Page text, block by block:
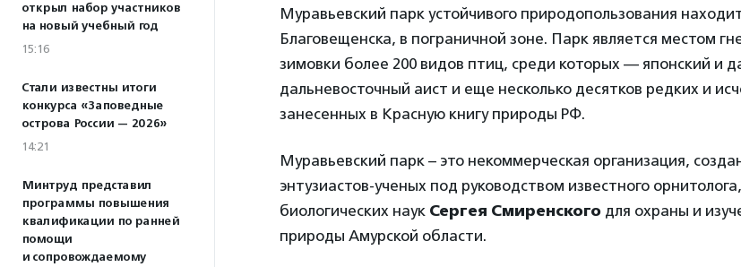
открыл набор участников
на новый учебный год
15:16
Стали известны итоги
конкурса «Заповедные
острова России — 2026»
14:21
Минтруд представил
программы повышения
квалификации по ранней
помощи
и сопровождаемому
Муравьевский парк устойчивого природопользования
Благовещенска, в пограничной зоне. Парк является местом
зимовки более 200 видов птиц, среди которых — японский и
дальневосточный аист и еще несколько десятков редких и
занесенных в Красную книгу природы РФ.
Муравьевский парк – это некоммерческая организация,
энтузиастов-ученых под руководством известного
биологических наук Сергея Смиренского для охраны и
природы Амурской области.